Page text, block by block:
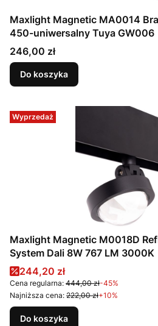
Maxlight Magnetic MA0014
450-uniwersalny Tuya GW006
Cena
246,00 zł
Do koszyka
Wyprzedaż
Maxlight Magnetic M0018D
System Dali 8W 767 LM 3000K
Cena promocyjna
244,20 zł
Cena regularna: 444,00 zł-45%
Najniższa cena: 222,00 zł+10%
Do koszyka